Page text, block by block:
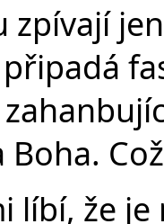
zpívají
Boha.
líbí, že